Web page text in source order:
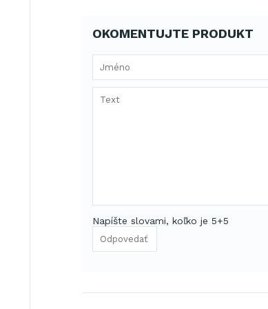
OKOMENTUJTE PRODUKT
Napíšte slovami, koľko je 5+5